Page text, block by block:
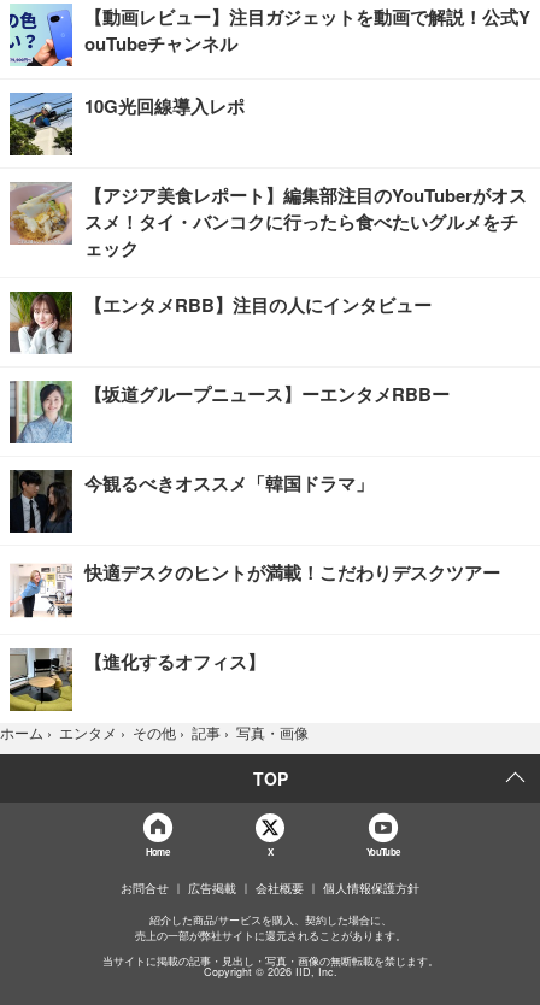
【動画レビュー】注目ガジェットを動画で解説！公式Y
ouTubeチャンネル
10G光回線導入レポ
【アジア美食レポート】編集部注目のYouTuberがオス
スメ！タイ・バンコクに行ったら食べたいグルメをチ
ェック
【エンタメRBB】注目の人にインタビュー
【坂道グループニュース】ーエンタメRBBー
今観るべきオススメ「韓国ドラマ」
快適デスクのヒントが満載！こだわりデスクツアー
【進化するオフィス】
ホーム › エンタメ › その他 › 記事 › 写真・画像
TOP
Home X YouTube
お問合せ 広告掲載 会社概要 個人情報保護方針
紹介した商品/サービスを購入、契約した場合に、
売上の一部が弊社サイトに還元されることがあります。
当サイトに掲載の記事・見出し・写真・画像の無断転載を禁じます。
Copyright © 2026 IID, Inc.